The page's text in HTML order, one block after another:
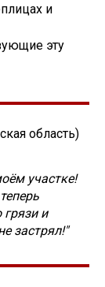
и
эту
область)
участке!
и
застрял!"